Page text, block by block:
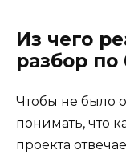
Из чего
разбор по
Чтобы не было
понимать, что
проекта